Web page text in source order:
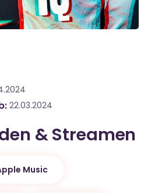
22.03.2024
& Streamen
Music